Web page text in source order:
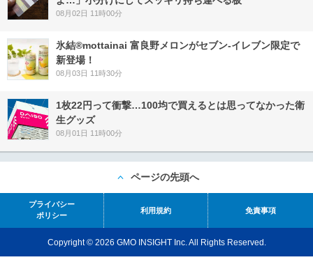
08月02日 11時00分
氷結®mottainai 富良野メロンがセブン‐イレブン限定で
新登場！
08月03日 11時30分
1枚22円って衝撃…100均で買えるとは思ってなかった衛
生グッズ
08月01日 11時00分
ページの先頭へ
プライバシー
ポリシー
利用規約 免責事項
Copyright © 2026 GMO INSIGHT Inc. All Rights Reserved.